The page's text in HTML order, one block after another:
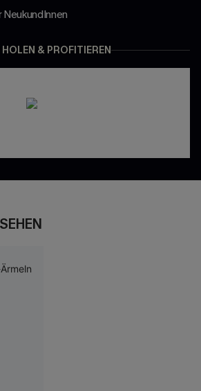
NeukundInnen
HOLEN & PROFITIEREN